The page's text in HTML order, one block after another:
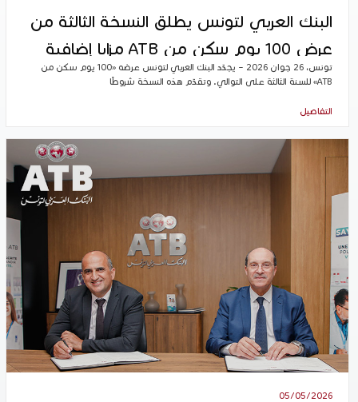
البنك العربي لتونس يطلق النسخة الثالثة من
عرض 100 يوم سكن من ATB مزايا إضافية
لتحقيق مشروعكم العقاري!
تونس، 26 جوان 2026 – يجدّد البنك العربي لتونس عرضه «100 يوم سكن من
ATB» للسنة الثالثة على التوالي. وتقدّم هذه النسخة شروطًا
التفاصيل
05/05/2026